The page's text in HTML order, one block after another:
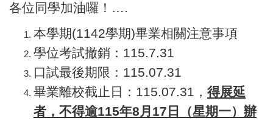
各位同學加油囉！….
本學期(1142學期)畢業相關注意事項
學位考試撤銷：115.7.31
口試最後期限：115.07.31
畢業離校截止日：115.07.31， 得展延
者， 不得逾115年8 月17 日（星期一） 辦